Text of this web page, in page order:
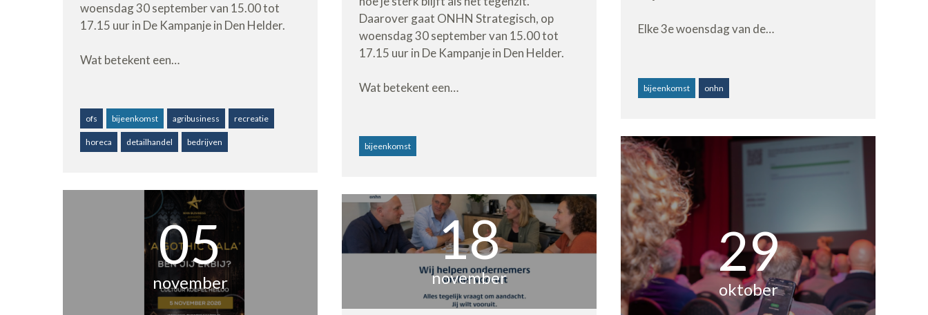
woensdag 30 september van 15.00 tot
17.15 uur in De Kampanje in Den Helder.
Wat betekent een…
ofs bijeenkomst agribusiness recreatie
horeca detailhandel bedrijven
Daarover gaat ONHN Strategisch, op
woensdag 30 september van 15.00 tot
17.15 uur in De Kampanje in Den Helder.
Wat betekent een…
bijeenkomst
Elke 3e woensdag van de…
bijeenkomst onhn
29
oktober
05
november
18
november